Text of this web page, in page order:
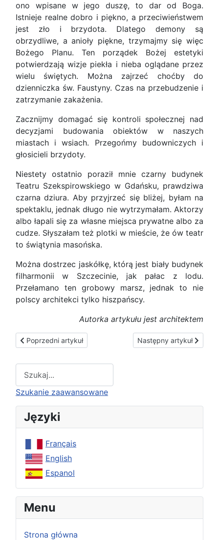
ono wpisane w jego duszę, to dar od Boga.
Istnieje realne dobro i piękno, a przeciwieństwem
jest zło i brzydota. Dlatego demony są
obrzydliwe, a anioły piękne, trzymajmy się więc
Bożego Planu. Ten porządek Bożej estetyki
potwierdzają wizje piekła i nieba oglądane przez
wielu świętych. Można zajrzeć choćby do
dzienniczka św. Faustyny. Czas na przebudzenie i
zatrzymanie zakażenia.
Zacznijmy domagać się kontroli społecznej nad
decyzjami budowania obiektów w naszych
miastach i wsiach. Przegońmy budowniczych i
głosicieli brzydoty.
Niestety ostatnio poraził mnie czarny budynek
Teatru Szekspirowskiego w Gdańsku, prawdziwa
czarna dziura. Aby przyjrzeć się bliżej, byłam na
spektaklu, jednak długo nie wytrzymałam. Aktorzy
albo łapali się za własne miejsca prywatne albo za
cudze. Słyszałam też plotki w mieście, że ów teatr
to świątynia masońska.
Można dostrzec jaskółkę, którą jest biały budynek
filharmonii w Szczecinie, jak pałac z lodu.
Przełamano ten grobowy marsz, jednak to nie
polscy architekci tylko hiszpańscy.
Autorka artykułu jest architektem
Poprzedni artykuł: Polityka i wiara
Poprzedni artykuł Następny artykuł:
Następny artykuł
Type 2 or more characters for results.
Szukanie zaawansowane
Języki
Français
English
Espanol
Menu
Strona główna